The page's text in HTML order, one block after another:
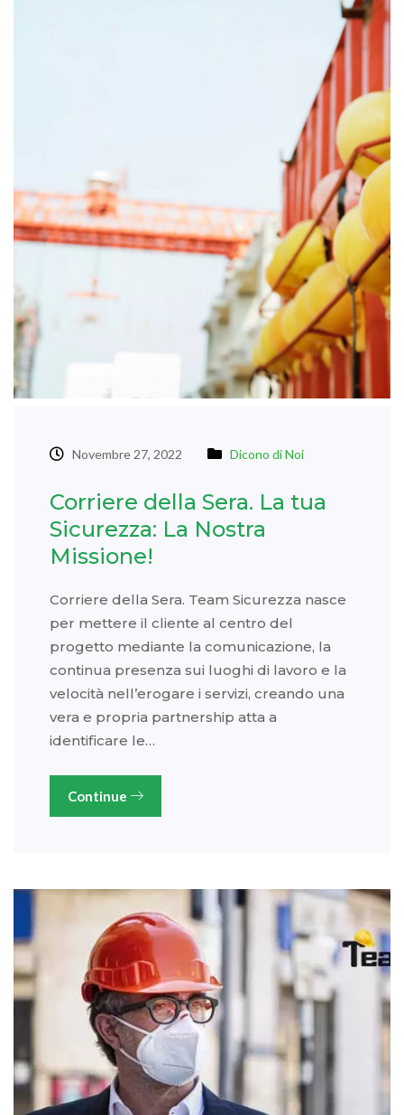
Novembre 27, 2022 Dicono di Noi
Corriere della Sera. La tua
Sicurezza: La Nostra
Missione!
Corriere della Sera. Team Sicurezza nasce
per mettere il cliente al centro del
progetto mediante la comunicazione, la
continua presenza sui luoghi di lavoro e la
velocità nell’erogare i servizi, creando una
vera e propria partnership atta a
identificare le…
Continue